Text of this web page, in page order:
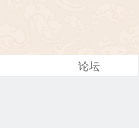
论坛